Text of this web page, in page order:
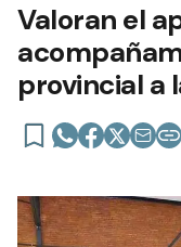
Valoran el
provincial a